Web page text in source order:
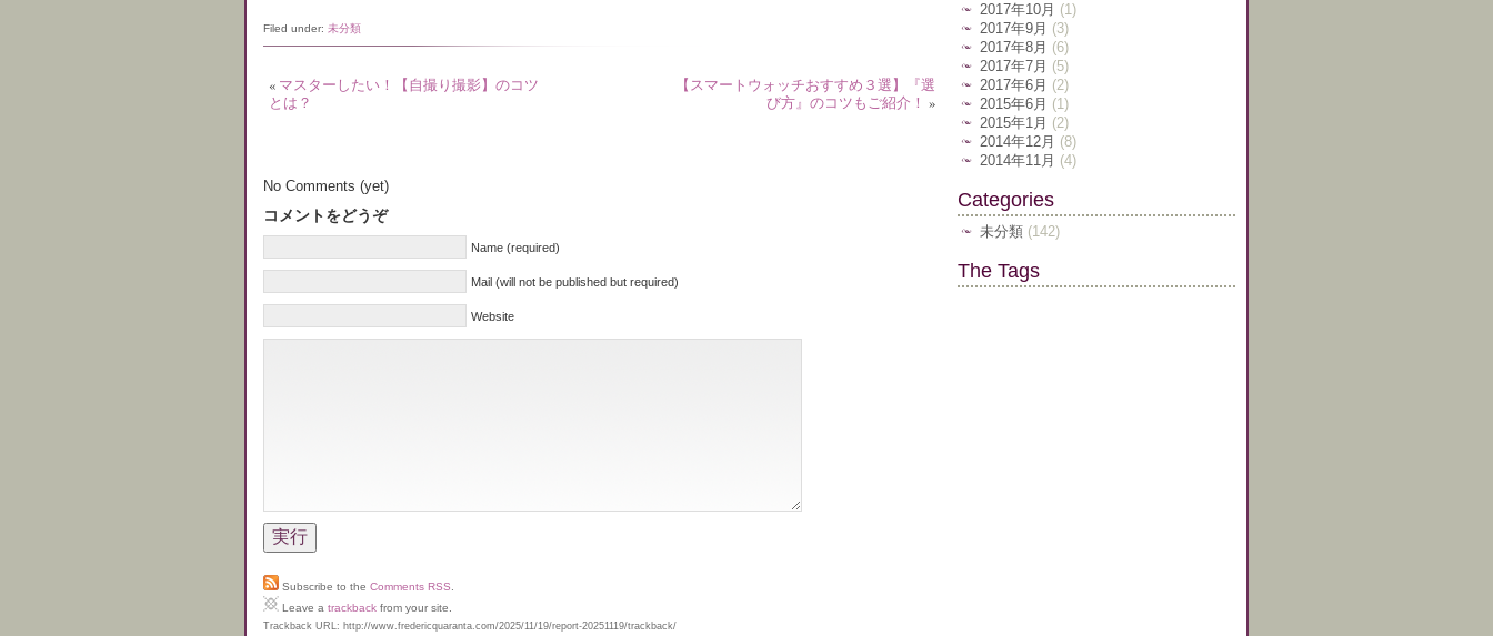
Filed under: 未分類
« マスターしたい！【自撮り撮影】のコツ
とは？
【スマートウォッチおすすめ３選】『選
び方』のコツもご紹介！ »
No Comments (yet)
コメントをどうぞ
Name (required)
Mail (will not be published but required)
Website
Subscribe to the Comments RSS
Leave a trackback from your site.
Trackback URL: http://www.fredericquaranta.com/2025/11/19/report-20251119/trackback/
2017年10月 (1)
2017年9月 (3)
2017年8月 (6)
2017年7月 (5)
2017年6月 (2)
2015年6月 (1)
2015年1月 (2)
2014年12月 (8)
2014年11月 (4)
Categories
未分類 (142)
The Tags